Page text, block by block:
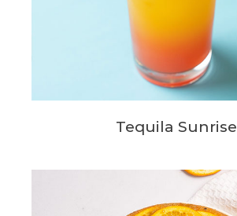
Tequila Sunrise